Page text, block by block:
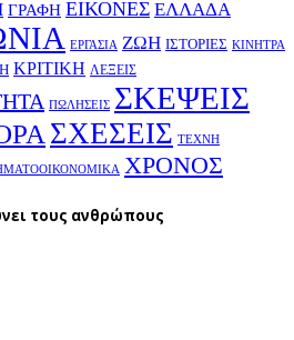
ΓΡΑΦΗ ΕΙΚΟΝΕΣ ΕΛΛΑΔΑ
ΕΡΓΑΣΙΑ ΖΩΗ ΙΣΤΟΡΙΕΣ ΚΙΝΗΤΡΑ
ΚΡΙΤΙΚΗ ΛΕΞΕΙΣ
ΠΩΛΗΣΕΙΣ ΣΚΕΨΕΙΣ
ΣΧΕΣΕΙΣ ΤΕΧΝΗ
ΧΡΟΝΟΣ
τους ανθρώπους